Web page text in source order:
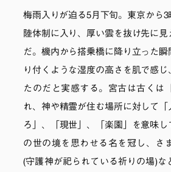
梅雨入りが迫る5月下旬。東京から
陸体制に入り、厚い雲を抜け先に
だ。機内から搭乗橋に降り立った
り付くような湿度の高さを肌で感
たのだと実感する。宮古は古くは
れ、神や精霊が住む場所に対して「
ろ」、「現世」、「楽園」を意味し
の世の境を思わせる名を冠し、さ
(守護神が祀られている祈りの場)な